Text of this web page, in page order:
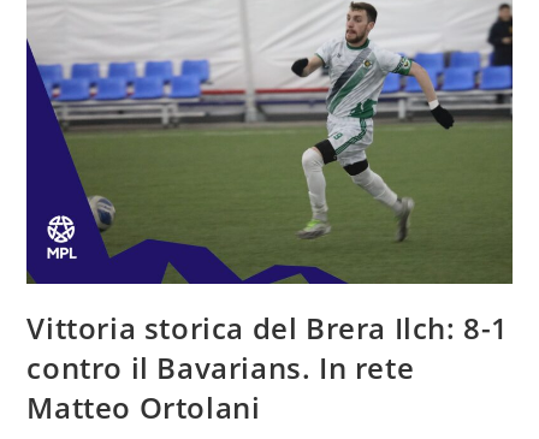
Vittoria storica del Brera Ilch: 8-1
contro il Bavarians. In rete
Matteo Ortolani